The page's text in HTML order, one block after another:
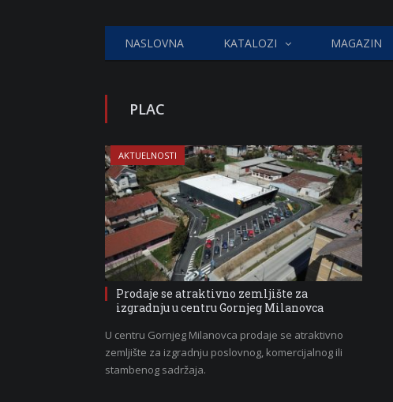
NASLOVNA KATALOZI MAGAZIN
PLAC
AKTUELNOSTI
Prodaje se atraktivno zemljište za
izgradnju u centru Gornjeg Milanovca
U centru Gornjeg Milanovca prodaje se atraktivno
zemljište za izgradnju poslovnog, komercijalnog ili
stambenog sadržaja.